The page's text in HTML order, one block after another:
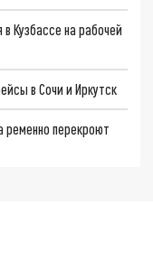
Кузбассе на рабочей
в Сочи и Иркутск
ременно перекроют